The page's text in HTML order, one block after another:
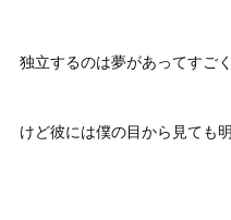
独立するのは夢があってすごく
けど彼には僕の目から見ても